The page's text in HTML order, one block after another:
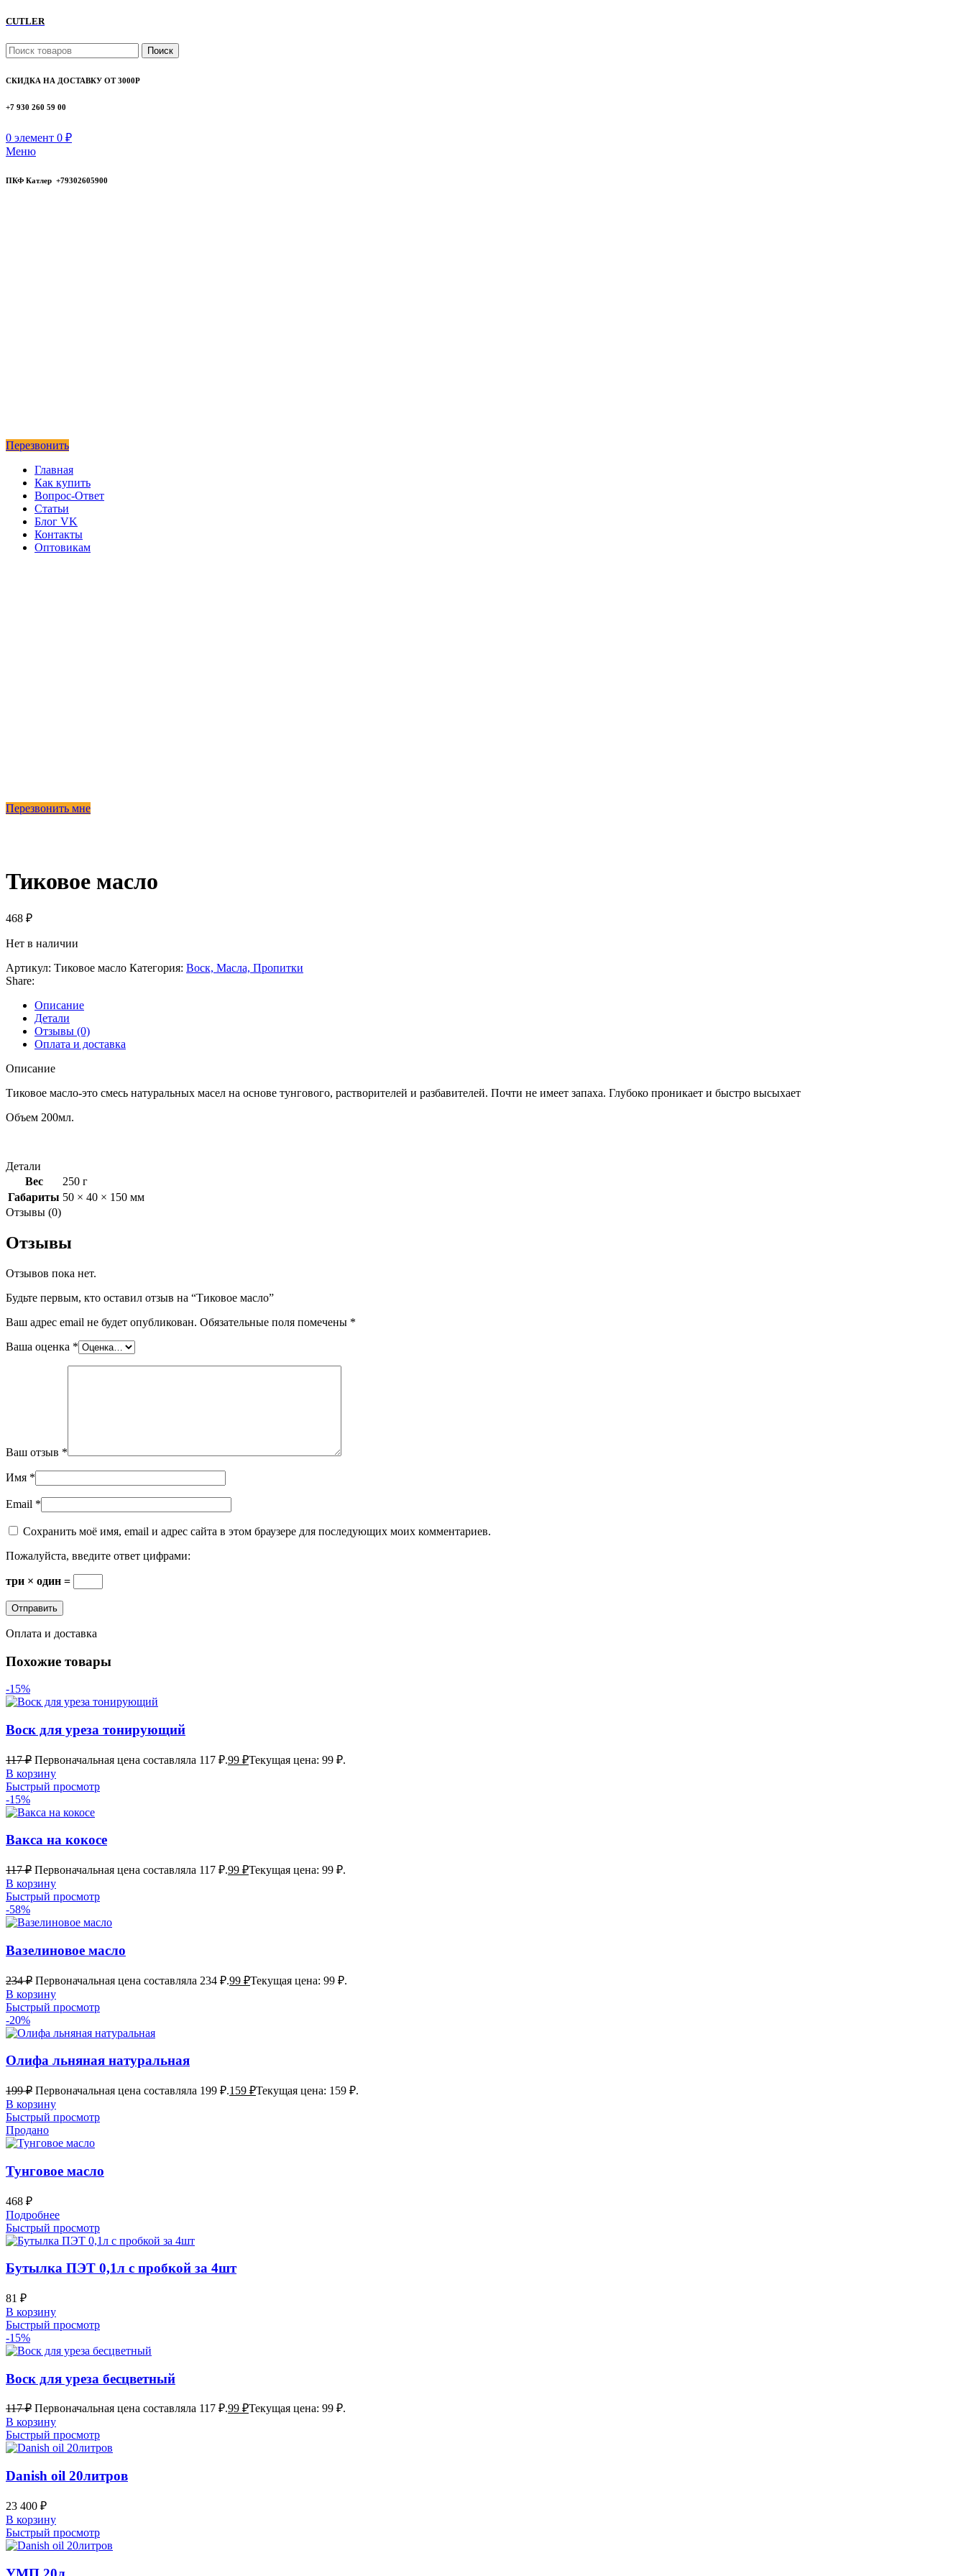
CUTLER
Поиск
СКИДКА НА ДОСТАВКУ ОТ 3000Р
+7 930 260 59 00
0 элемент 0 ₽
Меню
ПКФ Катлер +79302605900
Перезвонить
Главная
Как купить
Вопрос-Ответ
Статьи
Блог VK
Контакты
Оптовикам
Перезвонить мне
Тиковое масло
468 ₽
Нет в наличии
Артикул: Тиковое масло Категория: Воск, Масла, Пропитки
Share:
Описание
Детали
Отзывы (0)
Оплата и доставка
Описание
Тиковое масло-это смесь натуральных масел на основе тунгового, растворителей и разбавителей. Почти не имеет запаха. Глубоко проникает и быстро высыхает
Объем 200мл.
Детали
Вес
250 г
Габариты 50 × 40 × 150 мм
Отзывы (0)
Отзывы
Отзывов пока нет.
Будьте первым, кто оставил отзыв на “Тиковое масло”
Ваш адрес email не будет опубликован. Обязательные поля помечены *
Ваша оценка *
Ваш отзыв *
Имя *
Email *
Сохранить моё имя, email и адрес сайта в этом браузере для последующих моих комментариев.
Пожалуйста, введите ответ цифрами:
три × один =
Оплата и доставка
Похожие товары
-15%
Воск для уреза тонирующий
117₽ Первоначальная цена составляла 117 ₽.99 ₽Текущая цена: 99 ₽.
В корзину
Быстрый просмотр
-15%
Вакса на кокосе
117₽ Первоначальная цена составляла 117 ₽.99 ₽Текущая цена: 99 ₽.
В корзину
Быстрый просмотр
-58%
Вазелиновое масло
234₽ Первоначальная цена составляла 234 ₽.99 ₽Текущая цена: 99 ₽.
В корзину
Быстрый просмотр
-20%
Олифа льняная натуральная
199₽ Первоначальная цена составляла 199 ₽.159 ₽Текущая цена: 159 ₽.
В корзину
Быстрый просмотр
Продано
Тунговое масло
468 ₽
Подробнее
Быстрый просмотр
Бутылка ПЭТ 0,1л с пробкой за 4шт
81 ₽
В корзину
Быстрый просмотр
-15%
Воск для уреза бесцветный
117₽ Первоначальная цена составляла 117 ₽.99 ₽Текущая цена: 99 ₽.
В корзину
Быстрый просмотр
Danish oil 20литров
23 400 ₽
В корзину
Быстрый просмотр